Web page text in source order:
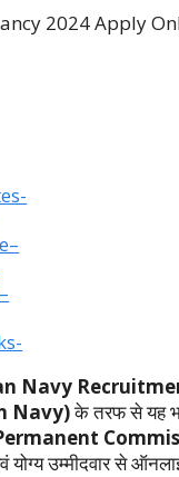
Navy
Navy)के तरफ से यह
योग्य उम्मीदवार से